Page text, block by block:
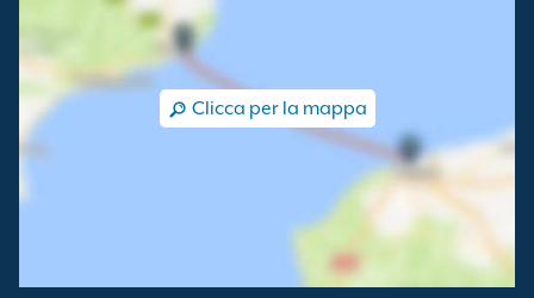
Clicca per la mappa